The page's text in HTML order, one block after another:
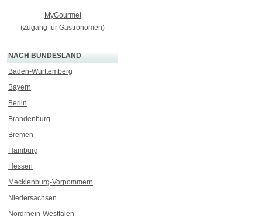
MyGourmet
(Zugang für Gastronomen)
NACH BUNDESLAND
Baden-Württemberg
Bayern
Berlin
Brandenburg
Bremen
Hamburg
Hessen
Mecklenburg-Vorpommern
Niedersachsen
Nordrhein-Westfalen